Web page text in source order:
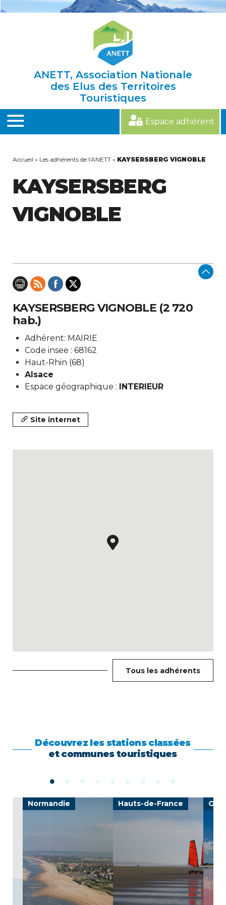
ANETT, Association Nationale
des Elus des Territoires
Touristiques
MENU
Espace adhérent
Accueil » Les adhérents de l'ANETT » KAYSERSBERG VIGNOBLE
KAYSERSBERG
VIGNOBLE
KAYSERSBERG VIGNOBLE (2 720
hab.)
Adhérent: MAIRIE
Code insee : 68162
Haut-Rhin (68)
Alsace
Espace géographique : INTERIEUR
Site internet
Tous les adhérents
Découvrez les stations classées
et communes touristiques
Normandie Hauts-de-France